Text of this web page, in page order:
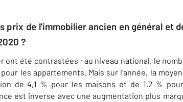
prix de l'immobilier ancien en général et
?
ont été contrastées : au niveau national, le
les appartements. Mais sur l’année, la
de 4,1 % pour les maisons et de 1,2 %
est inverse avec une augmentation plus